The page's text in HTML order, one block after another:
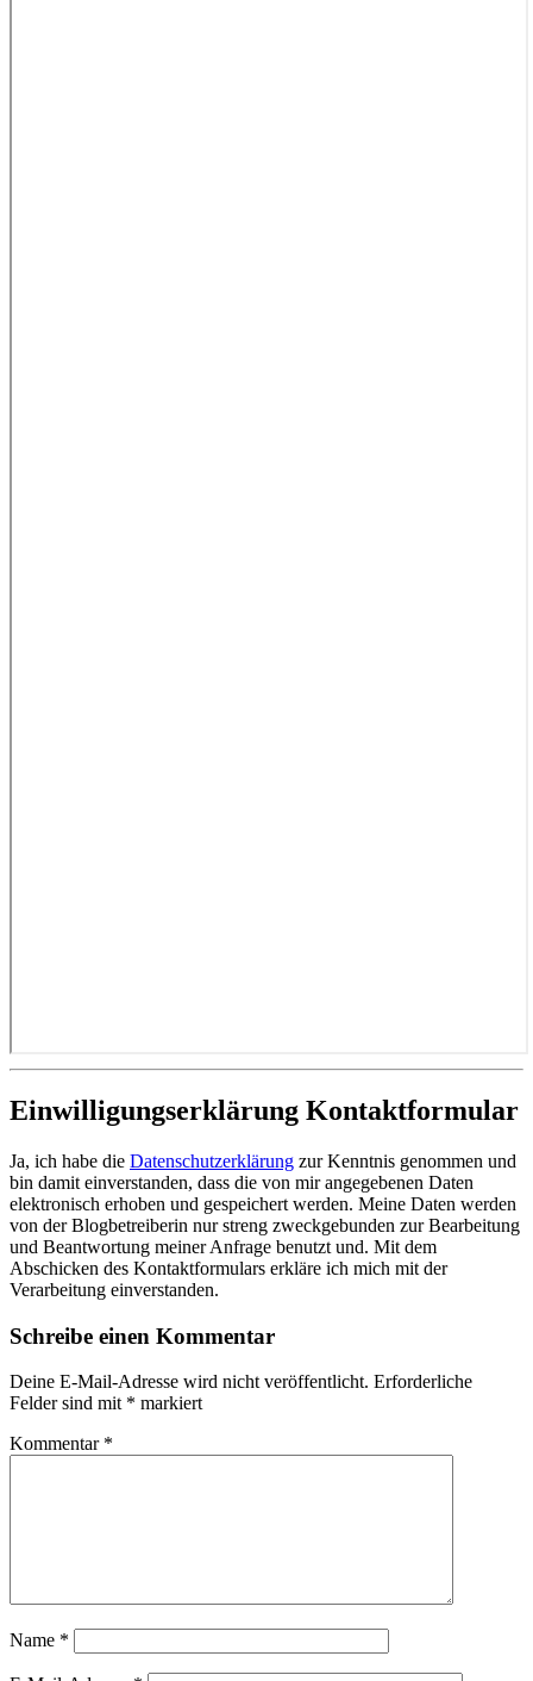
Einwilligungserklärung Kontaktformular
Ja, ich habe die Datenschutzerklärung zur Kenntnis genommen und
bin damit einverstanden, dass die von mir angegebenen Daten
elektronisch erhoben und gespeichert werden. Meine Daten werden
von der Blogbetreiberin nur streng zweckgebunden zur Bearbeitung
und Beantwortung meiner Anfrage benutzt und. Mit dem
Abschicken des Kontaktformulars erkläre ich mich mit der
Verarbeitung einverstanden.
Schreibe einen Kommentar
Deine E-Mail-Adresse wird nicht veröffentlicht. Erforderliche
Felder sind mit * markiert
Kommentar *
Name *